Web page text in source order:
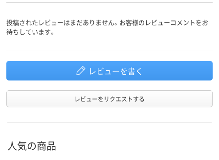
投稿されたレビューはまだありません。お客様のレビューコメントをお
待ちしています。
レビューを書く
レビューをリクエストする
人気の商品